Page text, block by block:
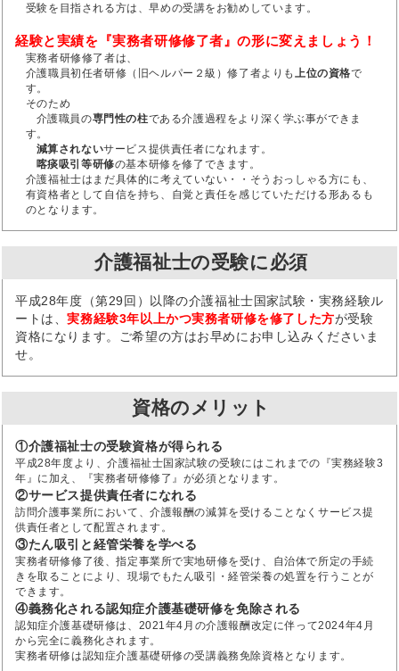
受験を目指される方は、早めの受講をお勧めしています。
経験と実績を『実務者研修修了者』の形に変えましょう！
実務者研修修了者は、
介護職員初任者研修（旧ヘルパー２級）修了者よりも
上位の資格で
す。
そのため
介護職員の専門性の柱である介護過程をより深く学ぶ事ができま
す。
減算されないサービス提供責任者になれます。
喀痰吸引等研修の基本研修を修了できます。
介護福祉士はまだ具体的に考えていない・・そうおっしゃる方にも、
有資格者として自信を持ち、自覚と責任を感じていただける形あるも
のとなります。
介護福祉士の受験に必須
平成28年度（第29回）以降の介護福祉士国家試験・実務経験ル
ートは、実務経験3年以上かつ実務者研修を修了した方が受験
資格になります。ご希望の方はお早めにお申し込みくださいま
せ。
資格のメリット
①介護福祉士の受験資格が得られる
平成28年度より、介護福祉士国家試験の受験にはこれまでの『実務経験3
年』に加え、『実務者研修修了』が必須となります。
②サービス提供責任者になれる
訪問介護事業所において、介護報酬の減算を受けることなくサービス提
供責任者として配置されます。
③たん吸引と経管栄養を学べる
実務者研修修了後、指定事業所で実地研修を受け、自治体で所定の手続
きを取ることにより、現場でもたん吸引・経管栄養の処置を行うことが
できます。
④義務化される認知症介護基礎研修を免除される
認知症介護基礎研修は、2021年4月の介護報酬改定に伴って2024年4月
から完全に義務化されます。
実務者研修は認知症介護基礎研修の受講義務免除資格となります。